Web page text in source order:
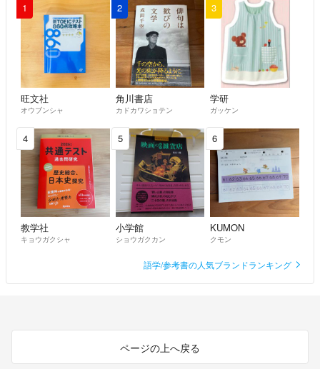
1
旺文社
オウブンシャ
2
角川書店
カドカワショテン
3
学研
ガッケン
4
教学社
キョウガクシャ
5
小学館
ショウガクカン
6
KUMON
クモン
語学/参考書の人気ブランドランキング
ページの上へ戻る